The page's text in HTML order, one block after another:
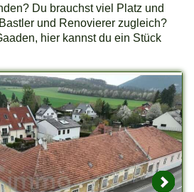
Du brauchst viel Platz und
und Renovierer zugleich?
hier kannst du ein Stück